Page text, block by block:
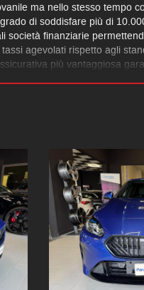
ma nello stesso tempo
di soddisfare più di
società finanziarie
agevolati rispetto agli
più vantaggiosa
ordinaria e
ai nostri clienti a 360°, dalla